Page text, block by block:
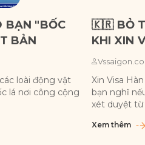
BẠN "BỐC
BẢN
loài động vật
lá nơi công cộng
🇰🇷 BỎ
KHI XIN
SÀI GÒN!
Xin Visa
bạn nghĩ
xét duyệt từ
Xem thêm